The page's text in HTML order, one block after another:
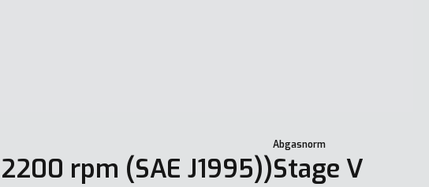
rpm (SAE J1995))
Abgasnorm
Stage V